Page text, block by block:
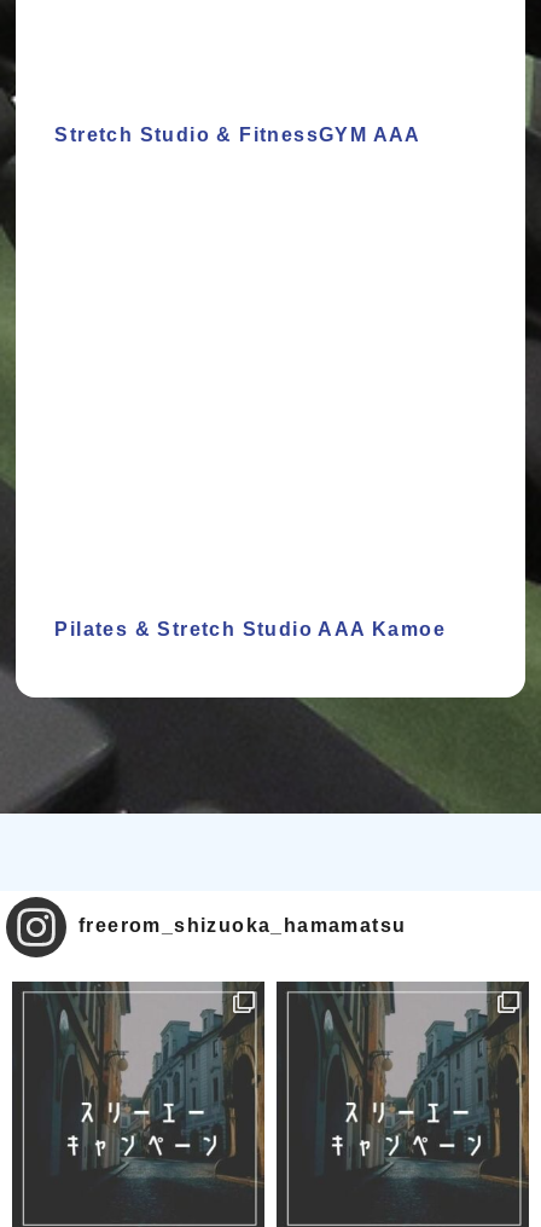
Stretch Studio & FitnessGYM AAA
Pilates & Stretch Studio AAA Kamoe
freerom_shizuoka_hamamatsu